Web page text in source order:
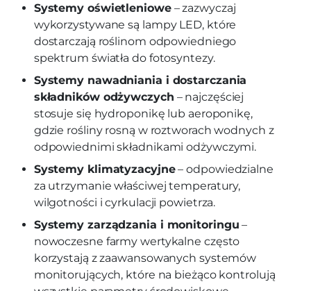
Systemy oświetleniowe– zazwyczaj
wykorzystywane są lampy LED, które
dostarczają roślinom odpowiedniego
spektrum światła do fotosyntezy.
Systemy nawadniania i dostarczania
składników odżywczych – najczęściej
stosuje się hydroponikę lub aeroponikę,
gdzie rośliny rosną w roztworach wodnych z
odpowiednimi składnikami odżywczymi.
Systemy klimatyzacyjne– odpowiedzialne
za utrzymanie właściwej temperatury,
wilgotności i cyrkulacji powietrza.
Systemy zarządzania i monitoringu –
nowoczesne farmy wertykalne często
korzystają z zaawansowanych systemów
monitorujących, które na bieżąco kontrolują